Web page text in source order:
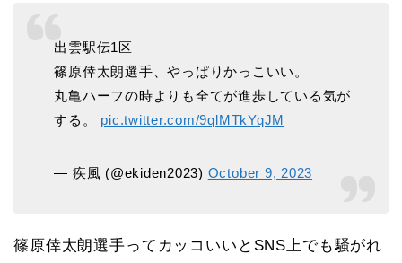
出雲駅伝1区
篠原倖太朗選手、やっぱりかっこいい。
丸亀ハーフの時よりも全てが進歩している気が
する。 pic.twitter.com/9qlMTkYqJM
— 疾風 (@ekiden2023) October 9, 2023
篠原倖太朗選手ってカッコいいとSNS上でも騒がれ